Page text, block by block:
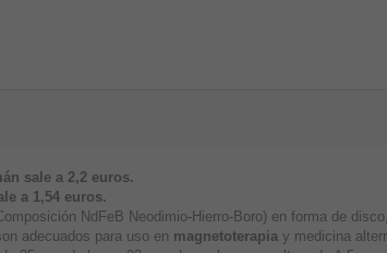
sale a 2,2 euros.
a 1,54 euros.
NdFeB Neodimio-Hierro-Boro) en forma de
adecuados para uso en magnetoterapia y medicina